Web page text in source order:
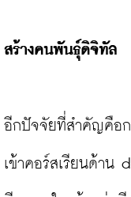
สร้างคนพันธุ์ดิจิทัล
อีกปัจจัยที่สำคัญคือก
เข้าคอร์สเรียนด้าน